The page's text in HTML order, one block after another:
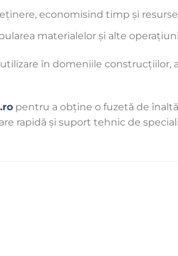
economisind timp și
materialelor și alte
în domeniile
pentru a obține o fuzetă de
rapidă și suport tehnic de